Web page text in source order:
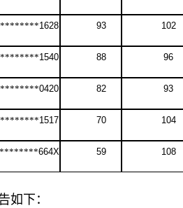
1628 93 102
1540 88 96
0420 82 93
1517 70 104
664X 59 108
如下：